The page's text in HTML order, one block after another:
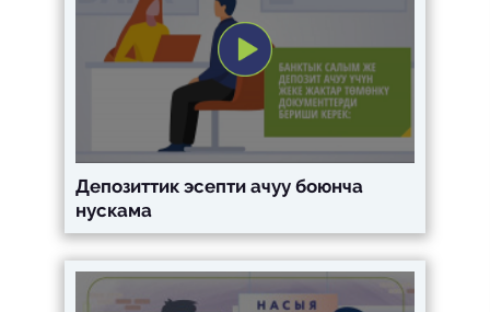
Депозиттик эсепти ачуу боюнча
нускама